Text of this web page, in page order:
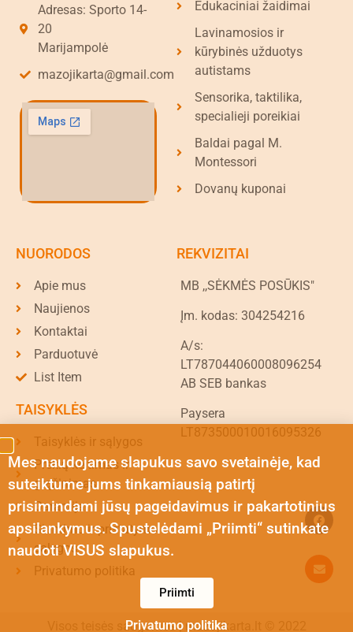
Adresas: Sporto 14-
20
Marijampolė
mazojikarta@gmail.com
Edukaciniai žaidimai
Lavinamosios ir
kūrybinės užduotys
autistams
Sensorika, taktilika,
specialieji poreikiai
Baldai pagal M.
Montessori
Dovanų kuponai
NUORODOS
Apie mus
Naujienos
Kontaktai
Parduotuvė
List Item
TAISYKLĖS
Taisyklės ir sąlygos
Prekių keitimas ir
grąžinimas
Garantija
Siuntimo ir pristatymo
sąlygos
Privatumo politika
REKVIZITAI
MB ,,SĖKMĖS POSŪKIS"
Įm. kodas: 304254216
A/s:
LT787044060008096254
AB SEB bankas
Paysera
LT873500010016095326
Visos teisės saugomos | mazojikarta.lt © 2022
Mes naudojame slapukus savo svetainėje, kad
suteiktume jums tinkamiausią patirtį
prisimindami jūsų pageidavimus ir pakartotinius
apsilankymus. Spustelėdami „Priimti“ sutinkate
naudoti VISUS slapukus.
Priimti
Privatumo politika